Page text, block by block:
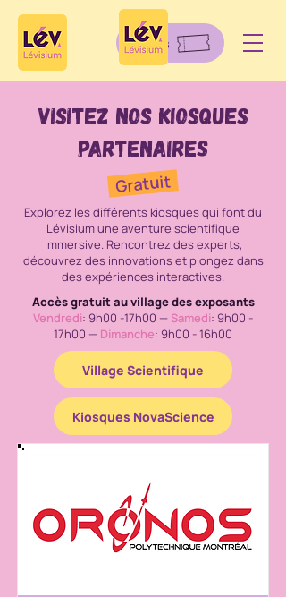
Billets
Visitez nos kiosques
partenaires
Gratuit
Explorez les différents kiosques qui font du
Lévisium une aventure scientifique
immersive. Rencontrez des experts,
découvrez des innovations et plongez dans
des expériences interactives.
Accès gratuit au village des exposants
Vendredi: 9h00 -17h00 — Samedi: 9h00 -
17h00 — Dimanche: 9h00 - 16h00
Village Scientifique
Kiosques NovaScience